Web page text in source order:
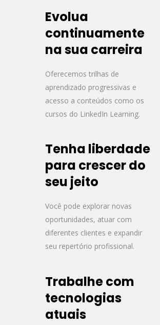
Evolua
continuamente
na sua carreira
Oferecemos trilhas de
aprendizado progressivas e
acesso a conteúdos como os
cursos do LinkedIn Learning.
Tenha liberdade
para crescer do
seu jeito
Você pode explorar novas
oportunidades, atuar com
diferentes clientes e expandir
seu repertório profissional.
Trabalhe com
tecnologias
atuais